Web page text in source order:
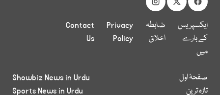
ایکسپریس
کے بارے
میں
ضابطہ
اخلاق
Privacy
Policy
Contact
Us
صفحۂ اول
تازہ ترین
Showbiz News in Urdu
Sports News in Urdu